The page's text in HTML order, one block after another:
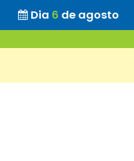
Dia 6 de agosto